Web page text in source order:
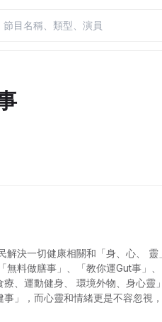
解決一切健康相關和「身、心、
無料做膳事」、「教你運Gut事」
、運動健身、 環境外物、身心
」，而心靈和情緒更是不容忽視